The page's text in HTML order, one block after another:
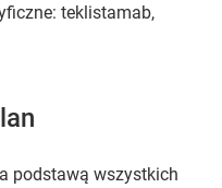
teklistamab,
podstawą wszystkich